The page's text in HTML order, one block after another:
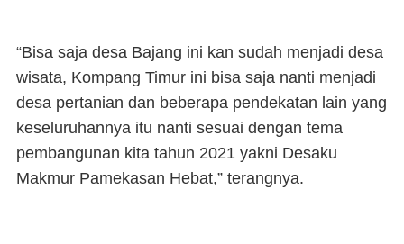
“Bisa saja desa Bajang ini kan sudah menjadi desa
wisata, Kompang Timur ini bisa saja nanti menjadi
desa pertanian dan beberapa pendekatan lain yang
keseluruhannya itu nanti sesuai dengan tema
pembangunan kita tahun 2021 yakni Desaku
Makmur Pamekasan Hebat,” terangnya.